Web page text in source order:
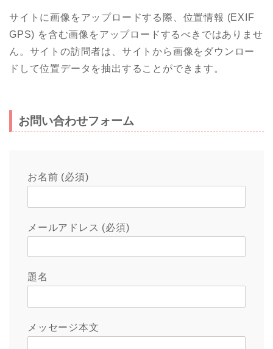
サイトに画像をアップロードする際、位置情報 (EXIF
GPS) を含む画像をアップロードするべきではありませ
ん。サイトの訪問者は、サイトから画像をダウンロー
ドして位置データを抽出することができます。
お問い合わせフォーム
お名前 (必須)
メールアドレス (必須)
題名
メッセージ本文